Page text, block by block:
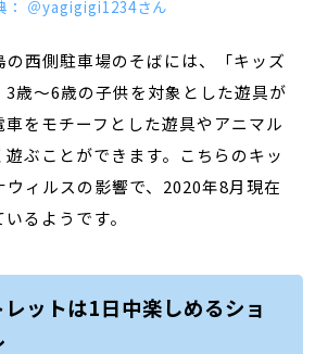
： ＠yagigigi1234さん
の西側駐車場のそばには、「キッズ
3歳～6歳の子供を対象とした遊具が
車をモチーフとした遊具やアニマル
ぶことができます。こちらのキッ
ウィルスの影響で、2020年8月現在
るようです。
ットは1日中楽しめるショ